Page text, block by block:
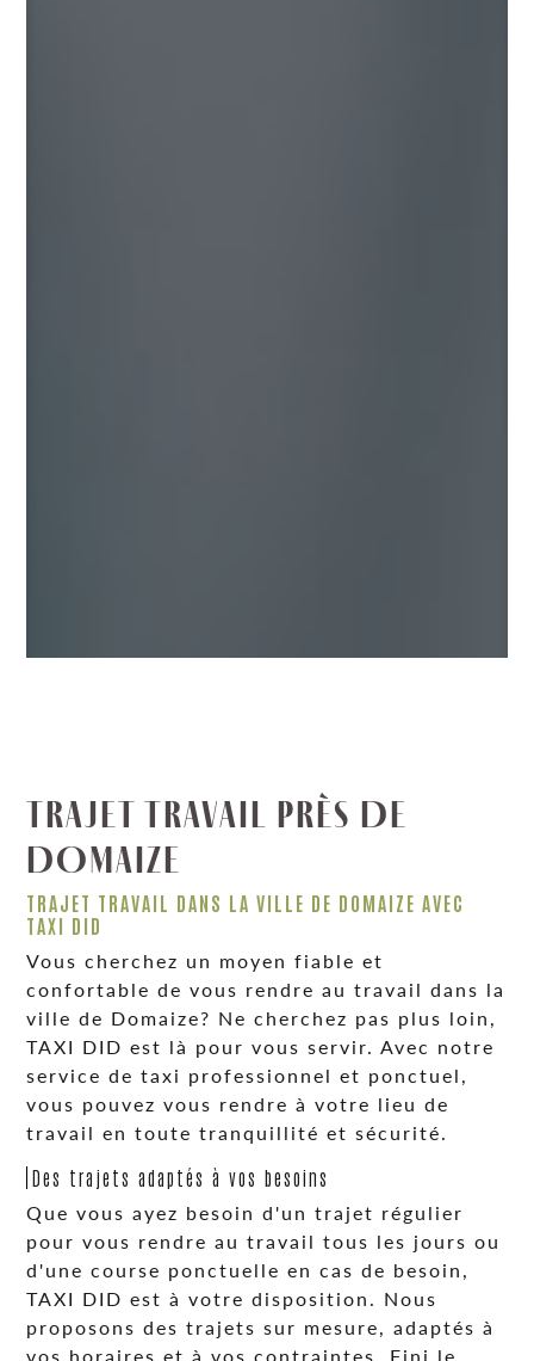
TRAJET TRAVAIL PRÈS DE
DOMAIZE
TRAJET TRAVAIL DANS LA VILLE DE DOMAIZE AVEC
TAXI DID
Vous cherchez un moyen fiable et
confortable de vous rendre au travail dans la
ville de Domaize? Ne cherchez pas plus loin,
TAXI DID est là pour vous servir. Avec notre
service de taxi professionnel et ponctuel,
vous pouvez vous rendre à votre lieu de
travail en toute tranquillité et sécurité.
Des trajets adaptés à vos besoins
Que vous ayez besoin d'un trajet régulier
pour vous rendre au travail tous les jours ou
d'une course ponctuelle en cas de besoin,
TAXI DID est à votre disposition. Nous
proposons des trajets sur mesure, adaptés à
vos horaires et à vos contraintes. Fini le